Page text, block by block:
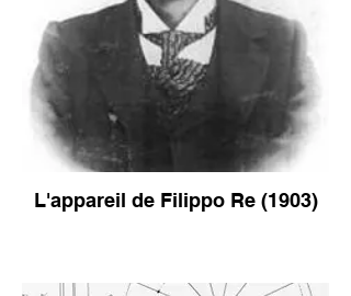
L'appareil de Filippo Re (1903)